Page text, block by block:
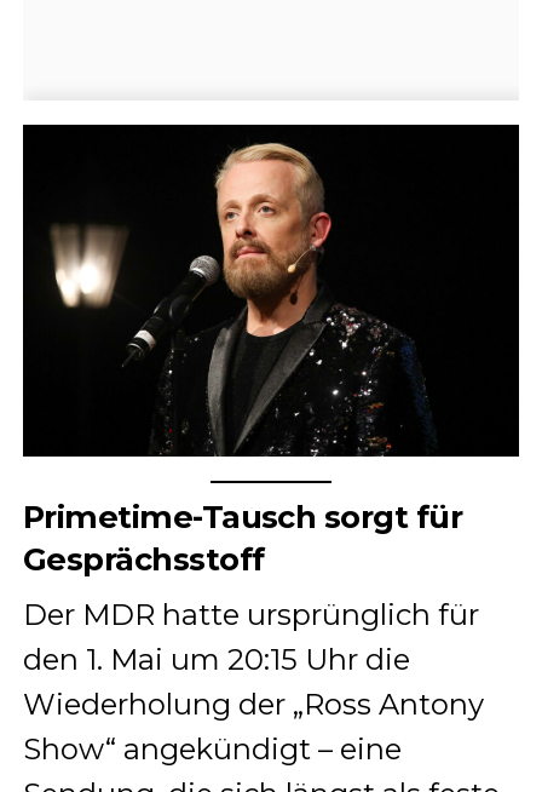
Primetime-Tausch sorgt für
Gesprächsstoff
Der MDR hatte ursprünglich für
den 1. Mai um 20:15 Uhr die
Wiederholung der „Ross Antony
Show“ angekündigt – eine